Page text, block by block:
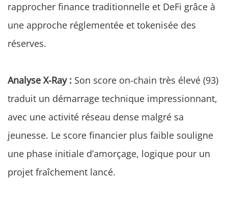
rapprocher finance traditionnelle et DeFi grâce à
une approche réglementée et tokenisée des
réserves.
Analyse X-Ray : Son score on-chain très élevé (93)
traduit un démarrage technique impressionnant,
avec une activité réseau dense malgré sa
jeunesse. Le score financier plus faible souligne
une phase initiale d’amorçage, logique pour un
projet fraîchement lancé.